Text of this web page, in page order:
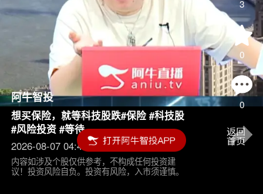
3
0
0
阿牛智投
想买保险，就等科技股跌#保险 #科技股
#风险投资 #等待
2026-08-07 04:45
内容如涉及个股仅供参考，不构成任何投资建
议！投资风险自负。投资有风险，入市须谨慎。